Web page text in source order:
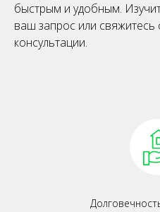
быстрым и удобным.
ваш запрос или свяжитесь
консультации.